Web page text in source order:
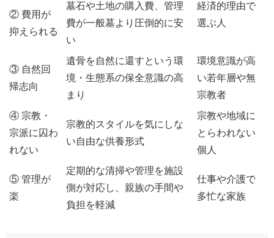
② 費用が
抑えられる
墓石や土地の購入費、管理
費が一般墓より圧倒的に安
い
経済的理由で
選ぶ人
③ 自然回
帰志向
遺骨を自然に還すという環
境・生態系の保全意識の高
まり
環境意識が高
い若年層や無
宗教者
④ 宗教・
宗派に囚わ
れない
宗教的スタイルを気にしな
い自由な供養形式
宗教や地域に
とらわれない
個人
⑤ 管理が
楽
定期的な清掃や管理を施設
側が対応し、親族の手間や
負担を軽減
仕事や介護で
多忙な家族